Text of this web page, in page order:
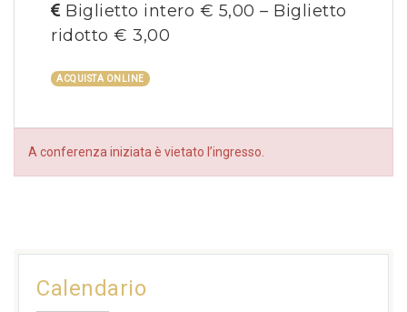
Biglietto intero € 5,00 – Biglietto
ridotto € 3,00
ACQUISTA ONLINE
A conferenza iniziata è vietato l’ingresso.
Calendario